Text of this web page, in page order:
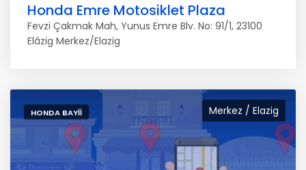
Honda Emre Motosiklet Plaza
Fevzi Çakmak Mah, Yunus Emre Blv. No: 91/1, 23100
Elâzig Merkez/Elazig
Merkez / Elazig
HONDA BAYII